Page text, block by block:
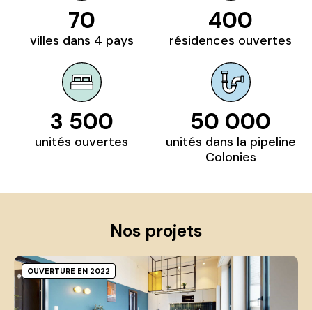
70
villes dans 4 pays
400
résidences ouvertes
3 500
unités ouvertes
50 000
unités dans la pipeline
Colonies
Nos projets
OUVERTURE EN 2022